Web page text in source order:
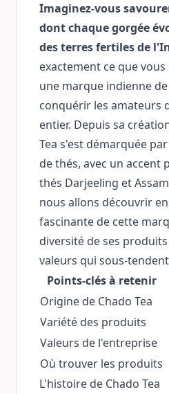
Imaginez-vous
dont chaque gorgée
des terres fertiles de
exactement ce que vous
une marque indienne
conquérir les amateurs
entier. Depuis sa
Tea s'est démarquée
de thés, avec un accent
thés Darjeeling et
nous allons découvrir
fascinante de cette
diversité de ses
valeurs qui sous-
Points-clés à retenir
Origine de Chado Tea
Variété des produits
Valeurs de l'entreprise
Où trouver les produits
L'histoire de Chado Tea